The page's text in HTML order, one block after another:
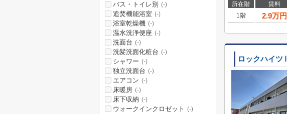
所在階 賃料
1階
2.9万円
ロックハイツⅡ
バス・トイレ別 (-)
追焚機能浴室 (-)
浴室乾燥機 (-)
温水洗浄便座 (-)
洗面台 (-)
洗髪洗面化粧台 (-)
シャワー (-)
独立洗面台 (-)
エアコン (-)
床暖房 (-)
床下収納 (-)
ウォークインクロゼット (-)